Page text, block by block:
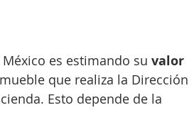
es estimando su valor
que realiza la Dirección
Esto depende de la